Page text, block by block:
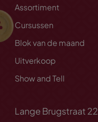
Assortiment
Cursussen
Blok van de maand
Uitverkoop
Show and Tell
Lange Brugstraat 22